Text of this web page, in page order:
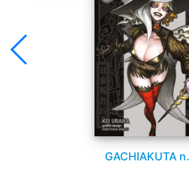
GACHIAKUTA